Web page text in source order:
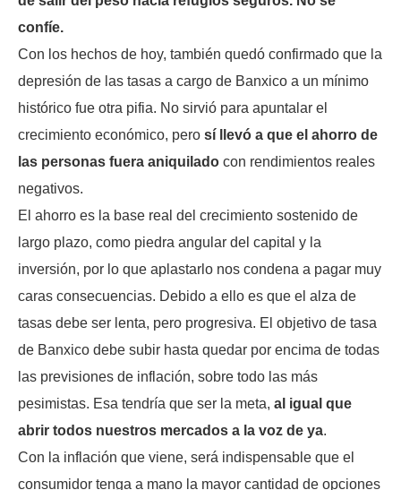
confíe.
Con los hechos de hoy, también quedó confirmado que la
depresión de las tasas a cargo de Banxico a un mínimo
histórico fue otra pifia. No sirvió para apuntalar el
crecimiento económico, pero sí llevó a que el ahorro de
las personas fuera aniquilado con rendimientos reales
negativos.
El ahorro es la base real del crecimiento sostenido de
largo plazo, como piedra angular del capital y la
inversión, por lo que aplastarlo nos condena a pagar muy
caras consecuencias. Debido a ello es que el alza de
tasas debe ser lenta, pero progresiva. El objetivo de tasa
de Banxico debe subir hasta quedar por encima de todas
las previsiones de inflación, sobre todo las más
pesimistas. Esa tendría que ser la meta, al igual que
abrir todos nuestros mercados a la voz de ya.
Con la inflación que viene, será indispensable que el
consumidor tenga a mano la mayor cantidad de opciones